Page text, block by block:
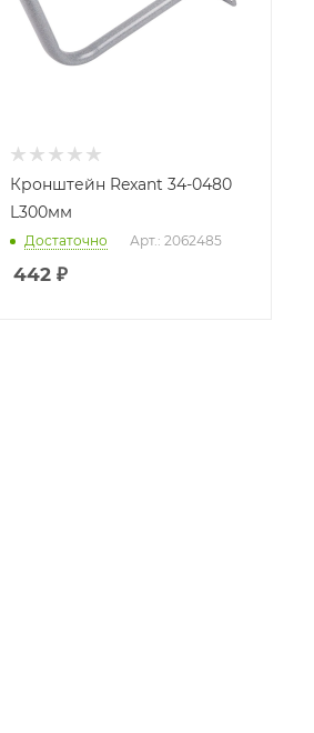
Кронштейн Rexant 34-0480
L300мм
Достаточно Арт.: 2062485
442 ₽